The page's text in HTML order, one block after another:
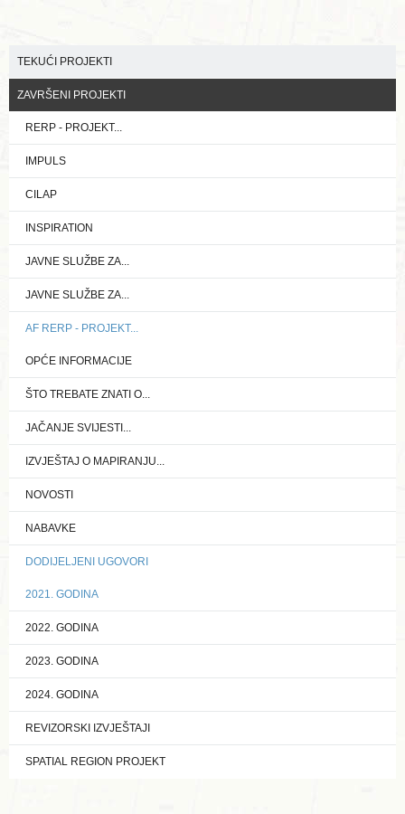
TEKUĆI PROJEKTI
ZAVRŠENI PROJEKTI
RERP - PROJEKT...
IMPULS
CILAP
INSPIRATION
JAVNE SLUŽBE ZA...
JAVNE SLUŽBE ZA...
AF RERP - PROJEKT...
OPĆE INFORMACIJE
ŠTO TREBATE ZNATI O...
JAČANJE SVIJESTI...
IZVJEŠTAJ O MAPIRANJU...
NOVOSTI
NABAVKE
DODIJELJENI UGOVORI
2021. GODINA
2022. GODINA
2023. GODINA
2024. GODINA
REVIZORSKI IZVJEŠTAJI
SPATIAL REGION PROJEKT